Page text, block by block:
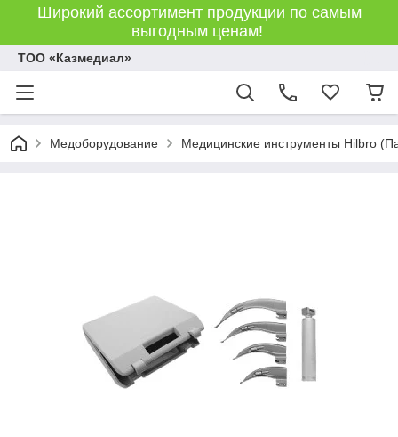
Широкий ассортимент продукции по самым
выгодным ценам!
ТОО «Казмедиал»
Медоборудование Медицинские инструменты Hilbro